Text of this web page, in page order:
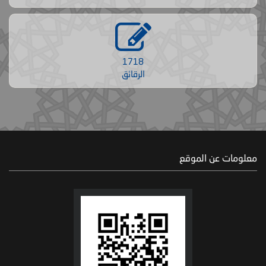
1718
الرقائق
معلومات عن الموقع